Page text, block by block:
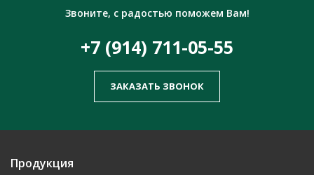
Звоните, с радостью поможем Вам!
+7 (914) 711-05-55
ЗАКАЗАТЬ ЗВОНОК
Продукция